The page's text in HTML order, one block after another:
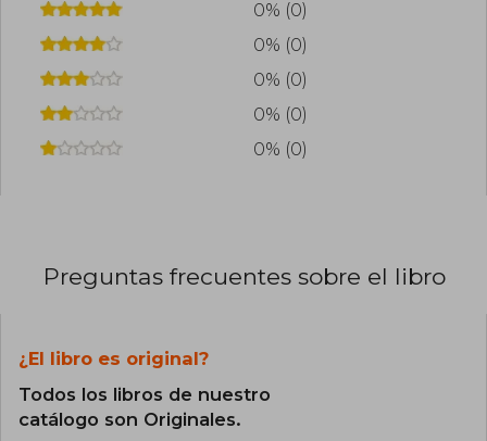
0% (0)
0% (0)
0% (0)
0% (0)
0% (0)
Preguntas frecuentes sobre el libro
¿El libro es original?
Todos los libros de nuestro
catálogo son Originales.